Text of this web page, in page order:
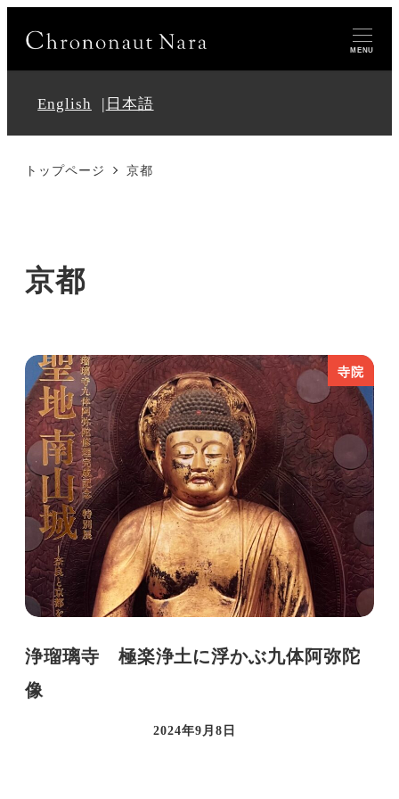
MENU
English 日本語
トップページ 京都
京都
寺院
浄瑠璃寺 極楽浄土に浮かぶ九体阿弥陀
像
投稿日
2024年9月8日